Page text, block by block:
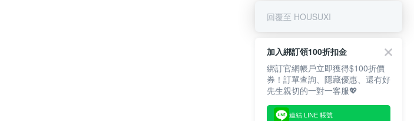
回覆至 HOUSUXI
加入綁訂領100折扣金
綁訂官網帳戶立即獲得$100折價
券！訂單查詢、隱藏優惠、還有好
先生親切的一對一客服💖
連結 LINE 帳號